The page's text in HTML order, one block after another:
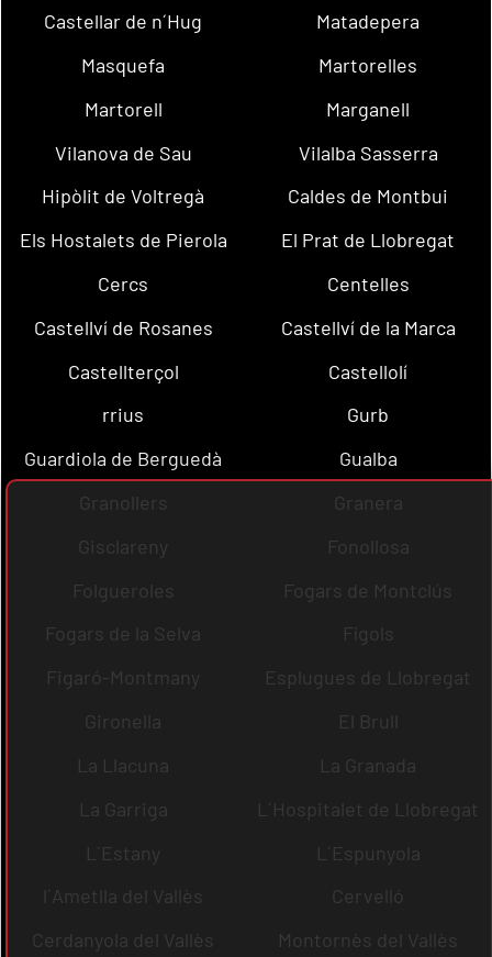
Castellar de n´Hug
Matadepera
Masquefa
Martorelles
Martorell
Marganell
Vilanova de Sau
Vilalba Sasserra
Hipòlit de Voltregà
Caldes de Montbui
Els Hostalets de Pierola
El Prat de Llobregat
Cercs
Centelles
Castellví de Rosanes
Castellví de la Marca
Castellterçol
Castellolí
rrius
Gurb
Guardiola de Berguedà
Gualba
Granollers
Granera
Gisclareny
Fonollosa
Folgueroles
Fogars de Montclús
Fogars de la Selva
Fígols
Figaró-Montmany
Esplugues de Llobregat
Gironella
El Brull
La Llacuna
La Granada
La Garriga
L´Hospitalet de Llobregat
L´Estany
L´Espunyola
l´Ametlla del Vallès
Cervelló
Cerdanyola del Vallès
Montornès del Vallès